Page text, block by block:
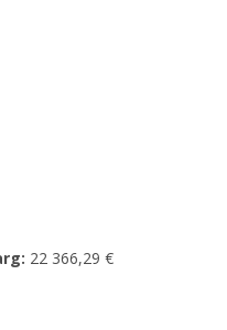
22 366,29 €